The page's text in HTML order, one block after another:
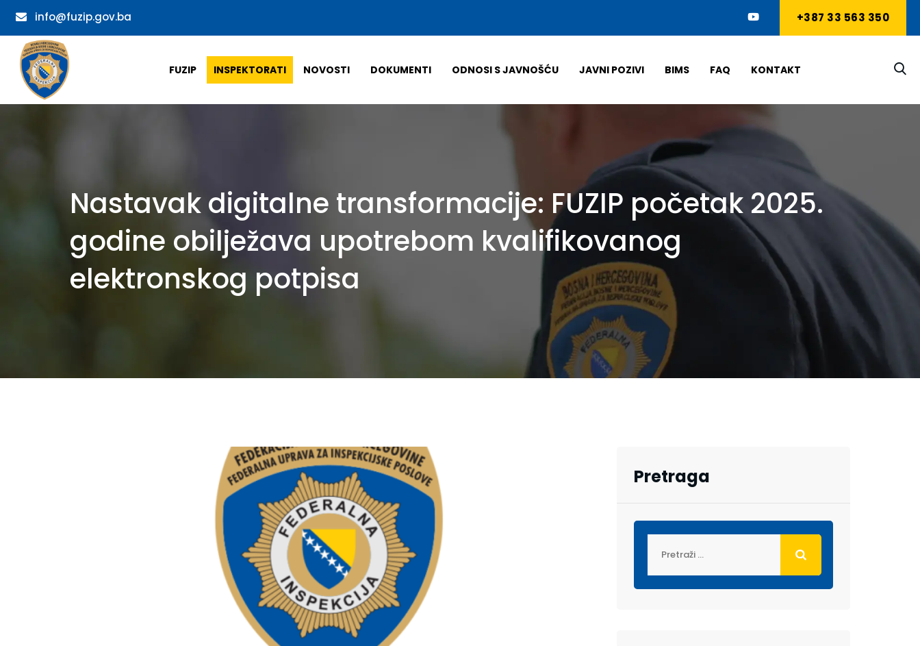
info@fuzip.gov.ba +387 33 563 350
FUZIP INSPEKTORATI NOVOSTI DOKUMENTI ODNOSI S JAVNOŠĆU JAVNI POZIVI BIMS FAQ KONTAKT
Nastavak digitalne transformacije: FUZIP početak 2025.
godine obilježava upotrebom kvalifikovanog
elektronskog potpisa
Pretraga